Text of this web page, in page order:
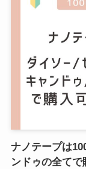
ナノテープは
ンドゥの全てで